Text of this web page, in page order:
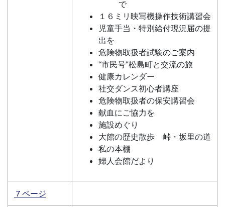
で
１６ミリ映写機操作技術講習会
児童手当・特別給付現況届の提
出を
危険物取扱者試験のご案内
“市民号”松島町と交流の旅
健康カレンダー
社交ダンス初心者講座
危険物取扱者の保安講習会
献血にご協力を
施設めぐり
大館の歴史散歩 峠・坂里の道
私の本棚
婦人会館だより
７ページ